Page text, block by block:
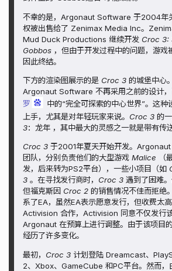
不幸的是，Argonaut Software 于2004年
权被出售给了 Zenimax Media Inc。
Mud Duck Productions 继续开发 Croc 3:
Gobbos ，但由于开发过程中的问题，游戏
因此终结。
下方的渲染图展示的是 Croc 3 的城堡中心
Argonaut Software 不再采用之前的设计
罗
中的“完全可探索的中心世界”。这种
上手，尤其是对年轻玩家来说。 Croc 3 的
3：龙年 ，其中最大的灵感之一就是带有传
Croc 3 于2001年夏天开始开发。
团队，分别负责他们的大型游戏 Malice （
发，后来转为PS2平台），一些小项目（如
3 。在寻找发行商时， Croc 3 遇到了困难。
但福克斯因 Croc 2 的销售情况不佳而拒绝
系了EA，虽然EA表示愿意发行，但收费太
Activision 合作，Activision 同意不仅发行
Argonaut 在预算上进行调整。由于该项目
经历了许多变化。
最初， Croc 3 计划登陆 Dreamcast、
2、Xbox、GameCube 和PC平台。然而